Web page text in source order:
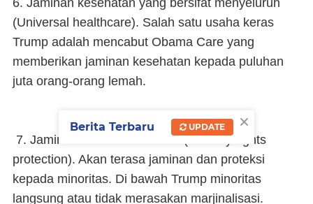
6. Jaminan kesehatan yang bersifat menyeluruh
(Universal healthcare). Salah satu usaha keras
Trump adalah mencabut Obama Care yang
memberikan jaminan kesehatan kepada puluhan
juta orang-orang lemah.
7. Jaminan hak-hak minoritas (minority rights
protection). Akan terasa jaminan dan proteksi
kepada minoritas. Di bawah Trump minoritas
langsung atau tidak merasakan marjinalisasi.
×
Berita Terbaru UPDATE